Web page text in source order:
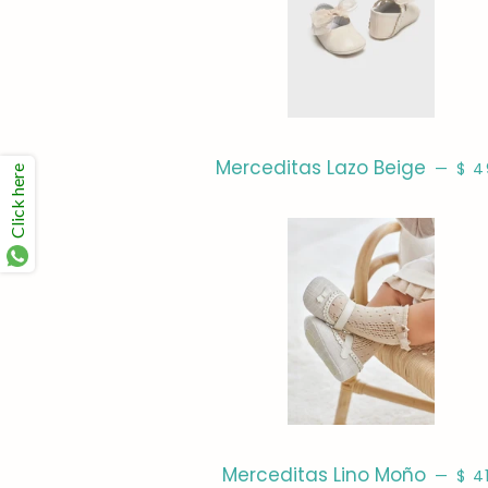
Merceditas Lazo Beige — $
Merceditas Lino Moño — $
Click here